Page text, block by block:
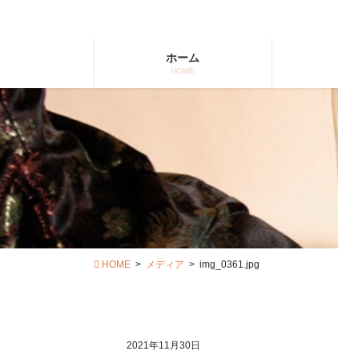
ツ
に
移
動
シ
ョ
ン
に
移
動
ホーム
HOME
HOME メディア img_0361.jpg
2021年11月30日